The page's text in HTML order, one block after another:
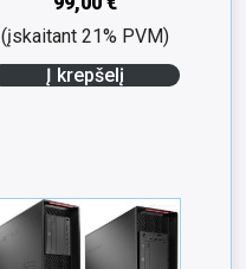
(įskaitant 21% PVM)
Į krepšelį